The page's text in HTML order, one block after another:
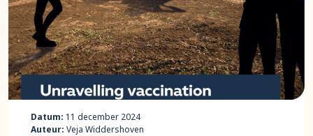
Datum: 11 december 2024
Auteur: Veja Widdershoven